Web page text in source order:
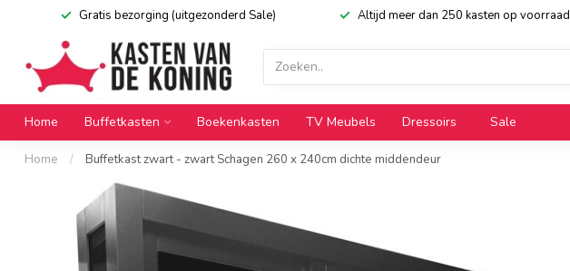
Gratis bezorging (uitgezonderd Sale) Altijd meer dan 250 kasten op voorraad
Home Buffetkasten Boekenkasten TV Meubels Dressoirs Sale
Home / Buffetkast zwart - zwart Schagen 260 x 240cm dichte middendeur